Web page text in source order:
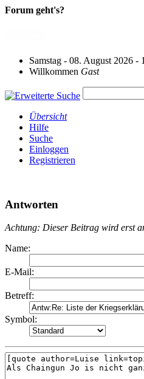
Forum geht's?
Samstag - 08. August 2026 -
Willkommen Gast
Übersicht
Hilfe
Suche
Einloggen
Registrieren
Antworten
Achtung: Dieser Beitrag wird erst
Name:
E-Mail:
Betreff:
Symbol: